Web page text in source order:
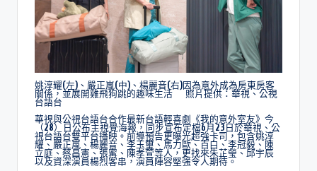
姚淳耀(左)、嚴正嵐(中)、楊麗音(右)因為意外成為房東房客
關係，並展開雞飛狗跳的趣味生活 照片提供：華視、公視
台語台
華視與公視台語台合作最新台語輕喜劇《我的意外室友》今
（28）日公布主視覺海報，同步宣布定檔6月23日於華視、公
視台語台雙平台播映。前導預告更曝光超強卡司，包含姚淳
耀、嚴正嵐、楊麗音、李玉璽、馬力歐、百白、李冠毅、陳
立庭、蔡昌憲、張寗、陳孝萱等人，更找來朱芷瑩、邱宇辰
以及資深演員楊烈客串，演員陣容堅強令人期待。